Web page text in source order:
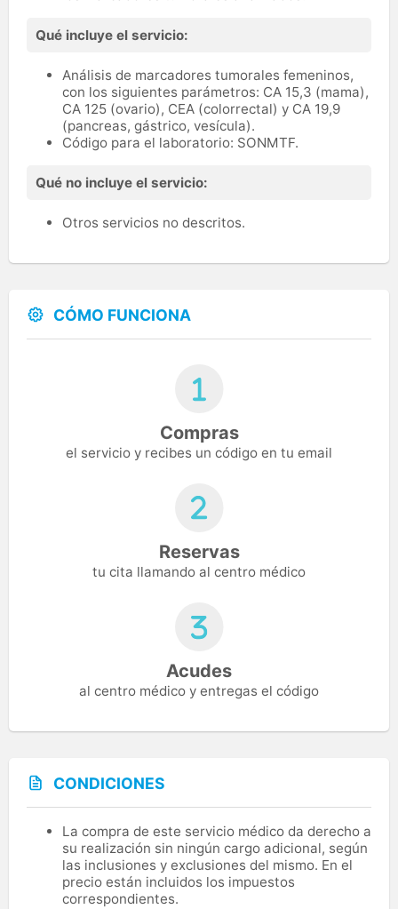
Qué incluye el servicio:
Análisis de marcadores tumorales femeninos,
con los siguientes parámetros: CA 15,3 (mama),
CA 125 (ovario), CEA (colorrectal) y CA 19,9
(pancreas, gástrico, vesícula).
Código para el laboratorio: SONMTF.
Qué no incluye el servicio:
Otros servicios no descritos.
CÓMO FUNCIONA
Compras
el servicio y recibes un código en tu email
Reservas
tu cita llamando al centro médico
Acudes
al centro médico y entregas el código
CONDICIONES
La compra de este servicio médico da derecho a
su realización sin ningún cargo adicional, según
las inclusiones y exclusiones del mismo. En el
precio están incluidos los impuestos
correspondientes.